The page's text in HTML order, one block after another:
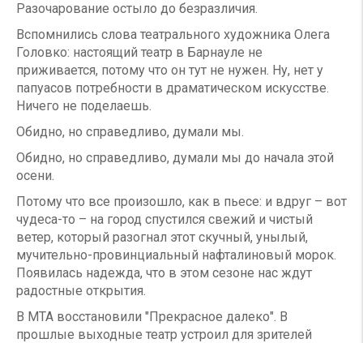
Разочарование остыло до безразличия.
Вспомнились слова театрального художника Олега
Головко: настоящий театр в Барнауле не
приживается, потому что он тут не нужен. Ну, нет у
папуасов потребности в драматическом искусстве.
Ничего не поделаешь.
Обидно, но справедливо, думали мы.
Обидно, но справедливо, думали мы до начала этой
осени.
Потому что все произошло, как в пьесе: и вдруг – вот
чудеса-то – на город спустился свежий и чистый
ветер, который разогнал этот скучный, унылый,
мучительно-провинциальный нафталиновый морок.
Появилась надежда, что в этом сезоне нас ждут
радостные открытия.
В МТА восстановили "Прекрасное далеко". В
прошлые выходные театр устроил для зрителей